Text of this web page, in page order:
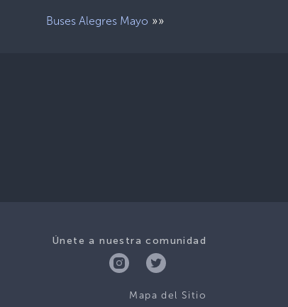
Buses Alegres Mayo »»
Únete a nuestra comunidad
Mapa del Sitio